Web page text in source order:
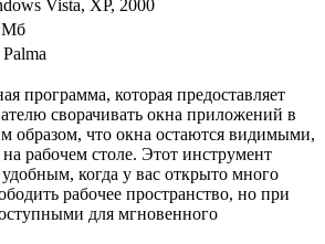
Vista, XP, 2000
Мб
программа, которая предоставляет
сворачивать окна приложений в
образом, что окна остаются видимыми,
рабочем столе. Этот инструмент
когда у вас открыто много
рабочее пространство, но при
для мгновенного